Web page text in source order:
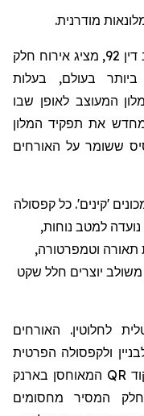
מודרנית.
, שנפתח ברחוב דין 92, מציג אירוח חלק
בעולם, בעלות
זהו מלון המעוצב לאופן שבו
מחדש את תפקיד המלון
ששומר על האורחים
'קינים'. כל קפסולה
נועדה למטב נוחות,
תאורה וטמפרטורה,
משולב יוצרים חלל שקט
לחלוטין. האורחים
ולקפסולה הפרטית
QR המאוחסן בארנק
המסיר מחסומים